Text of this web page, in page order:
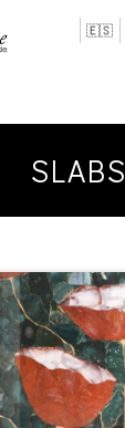
🇪🇸
SLABS